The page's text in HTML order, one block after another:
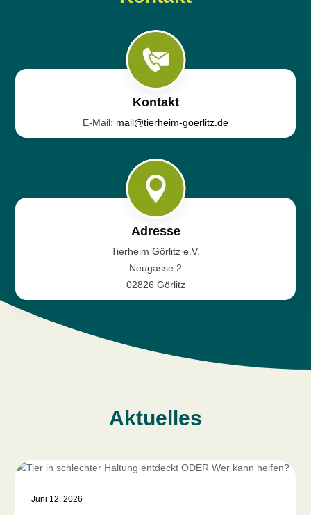
Kontakt
E-Mail: mail@tierheim-goerlitz.de
Adresse
Tierheim Görlitz e.V.
Neugasse 2
02826 Görlitz
Aktuelles
Juni 12, 2026